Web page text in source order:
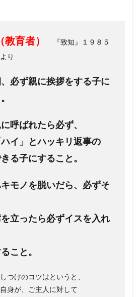
育者）
『致知』１９８５
り
必ず親に挨拶をする子に
呼ばれたら必ず、
」とハッキリ返事の
にすること。
モノを脱いだら、必ずそ
たら必ずイスを入れ
と。
つけのコツはというと、
身が、ご主人に対して